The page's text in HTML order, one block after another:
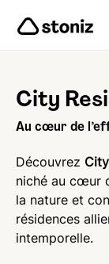
City
Au cœur de
Découvrez
niché au cœur
la nature et
résidences
intemporelle.